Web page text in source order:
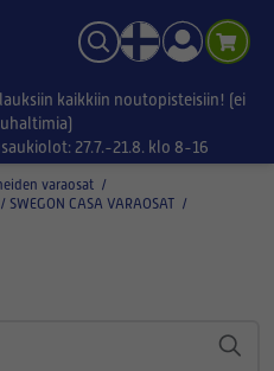
kaikkiin noutopisteisiin! (ei
27.7.-21.8. klo 8-16
varaosat /
/ SWEGON CASA VARAOSAT /